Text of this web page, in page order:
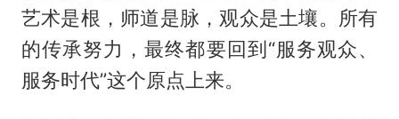
艺术是根，师道是脉，观众是土壤。所有
的传承努力，最终都要回到“服务观众、
服务时代”这个原点上来。